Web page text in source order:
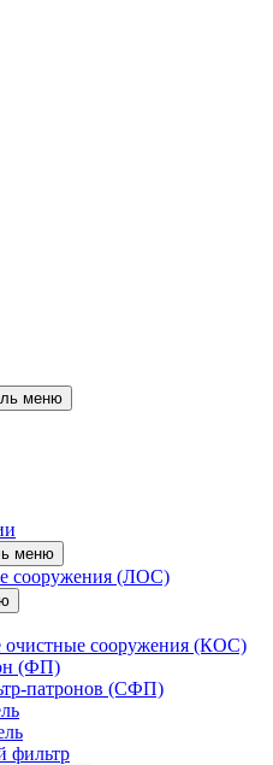
меню
меню
сооружения (ЛОС)
очистные сооружения (КОС)
(ФП)
патронов (СФП)
фильтр